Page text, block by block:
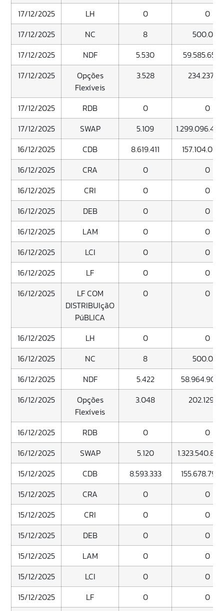
17/12/2025 LH 0
0
17/12/2025
NC 8
500.000
17/12/2025
NDF 5.530
17/12/2025
Opções
Flexíveis
3.528
17/12/2025 RDB 0
0
17/12/2025
SWAP 5.109
16/12/2025
CDB 8.619.411
16/12/2025
CRA 0
0
16/12/2025
CRI 0
0
16/12/2025
DEB 0
0
16/12/2025
LAM 0
0
16/12/2025
LCI 0
0
16/12/2025
LF 0
0
16/12/2025
LF COM
DISTRIBUIçãO
PúBLICA
0 0
16/12/2025 LH 0
0
16/12/2025
NC 8
500.000
16/12/2025
NDF 5.422
16/12/2025
Opções
Flexíveis
3.048
16/12/2025 RDB 0
0
16/12/2025
SWAP 5.120
15/12/2025
CDB 8.593.333
15/12/2025
CRA 0
0
15/12/2025
CRI 0
0
15/12/2025
DEB 0
0
15/12/2025
LAM 0
0
15/12/2025
LCI 0
0
15/12/2025
LF 0
0